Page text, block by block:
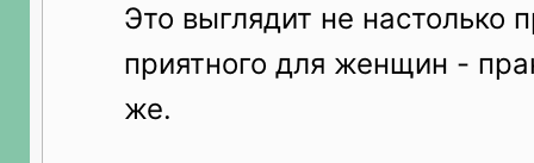
Это выглядит не настолько
приятного для женщин -
же.